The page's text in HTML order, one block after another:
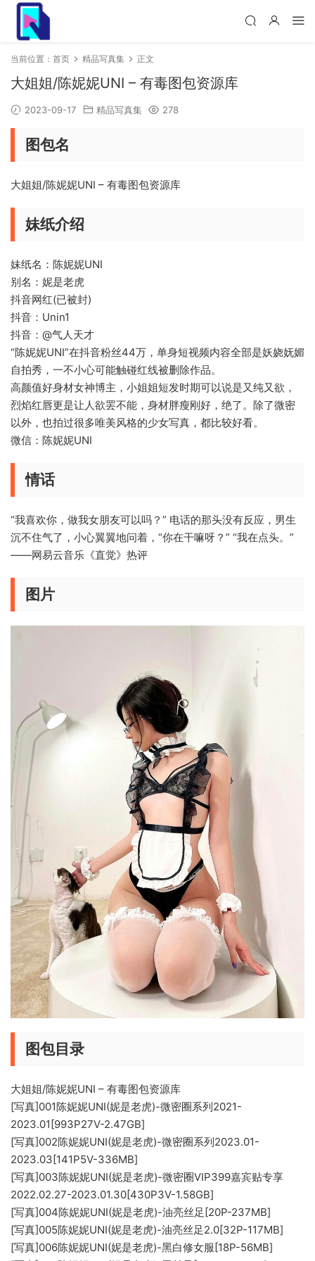
当前位置： 首页 精品写真集 正文
大姐姐/陈妮妮UNI – 有毒图包资源库
2023-09-17 精品写真集 278
图包名
大姐姐/陈妮妮UNI – 有毒图包资源库
妹纸介绍
妹纸名：陈妮妮UNI
别名：妮是老虎
抖音网红(已被封)
抖音：Unin1
抖音：@气人天才
“陈妮妮UNI”在抖音粉丝44万，单身短视频内容全部是妖娆妩媚
自拍秀，一不小心可能触碰红线被删除作品。
高颜值好身材女神博主，小姐姐短发时期可以说是又纯又欲，
烈焰红唇更是让人欲罢不能，身材胖瘦刚好，绝了。除了微密
以外，也拍过很多唯美风格的少女写真，都比较好看。
微信：陈妮妮UNI
情话
“我喜欢你，做我女朋友可以吗？” 电话的那头没有反应，男生
沉不住气了，小心翼翼地问着，“你在干嘛呀？” “我在点头。”
——网易云音乐《直觉》热评
图片
图包目录
大姐姐/陈妮妮UNI – 有毒图包资源库
[写真]001陈妮妮UNI(妮是老虎)-微密圈系列2021-
2023.01[993P27V-2.47GB]
[写真]002陈妮妮UNI(妮是老虎)-微密圈系列2023.01-
2023.03[141P5V-336MB]
[写真]003陈妮妮UNI(妮是老虎)-微密圈VIP399嘉宾贴专享
2022.02.27-2023.01.30[430P3V-1.58GB]
[写真]004陈妮妮UNI(妮是老虎)-油亮丝足[20P-237MB]
[写真]005陈妮妮UNI(妮是老虎)-油亮丝足2.0[32P-117MB]
[写真]006陈妮妮UNI(妮是老虎)-黑白修女服[18P-56MB]